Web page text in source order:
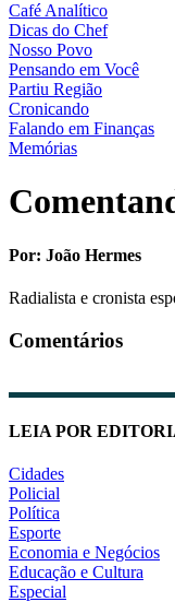
Café Analítico
Dicas do Chef
Nosso Povo
Pensando em Você
Partiu Região
Cronicando
Falando em Finanças
Memórias
Por: João Hermes
Radialista e cronista
Comentários
LEIA POR
Cidades
Policial
Política
Esporte
Economia e Negócios
Educação e Cultura
Especial